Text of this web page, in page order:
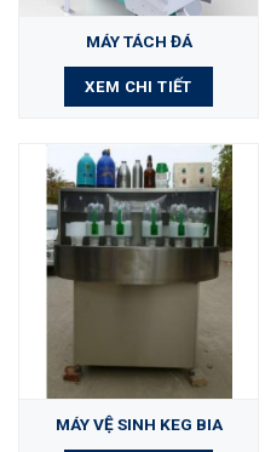
MÁY TÁCH ĐÁ
XEM CHI TIẾT
MÁY VỆ SINH KEG BIA